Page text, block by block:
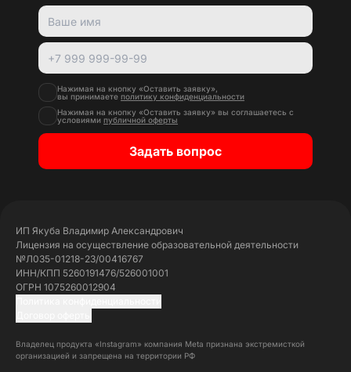
Нажимая на кнопку «Оставить заявку»,
вы принимаете политику конфиденциальности
Нажимая на кнопку «Оставить заявку» вы соглашаетесь с
условиями публичной оферты
Задать вопрос
ИП Якуба Владимир Александрович
Лицензия на осуществление образовательной деятельности
№Л035-01218-23/00416767
ИНН/КПП 5260191476/526001001
ОГРН 1075260012904
Владелец продукта «Instagram» компания Meta признана экстремисткой
организацией и запрещена на территории РФ